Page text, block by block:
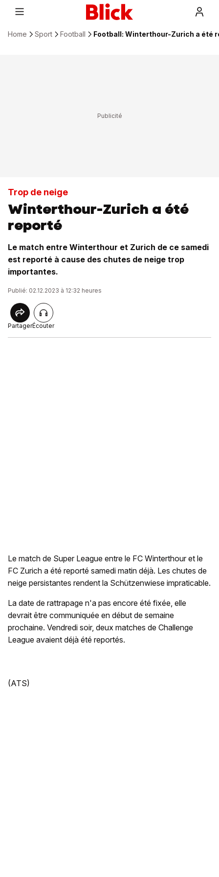
Home Sport Football Football: Winterthour-Zurich a été
Trop de neige
Winterthour-Zurich a été
reporté
Le match entre Winterthour et Zurich de ce samedi
est reporté à cause des chutes de neige trop
importantes.
Publié: 02.12.2023 à 12:32 heures
PartagerÉcouter
Le match de Super League entre le FC Winterthour et le
FC Zurich a été reporté samedi matin déjà. Les chutes de
neige persistantes rendent la Schützenwiese impraticable.
La date de rattrapage n'a pas encore été fixée, elle
devrait être communiquée en début de semaine
prochaine. Vendredi soir, deux matches de Challenge
League avaient déjà été reportés.
(ATS)